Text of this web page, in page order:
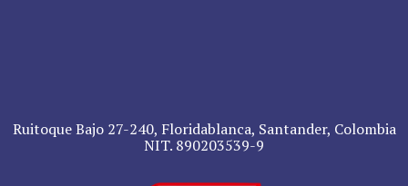
Ruitoque Bajo 27-240, Floridablanca, Santander, Colombia
NIT. 890203539-9